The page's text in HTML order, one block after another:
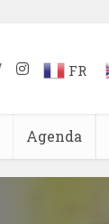
FR
Agenda